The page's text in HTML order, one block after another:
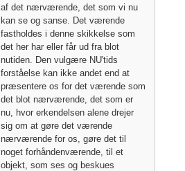
af det nærværende, det som vi nu
kan se og sanse. Det værende
fastholdes i denne skikkelse som
det her har eller får ud fra blot
nutiden. Den vulgære NU'tids
forståelse kan ikke andet end at
præsentere os for det værende som
det blot nærværende, det som er
nu, hvor erkendelsen alene drejer
sig om at gøre det værende
nærværende for os, gøre det til
noget forhåndenværende, til et
objekt, som ses og beskues